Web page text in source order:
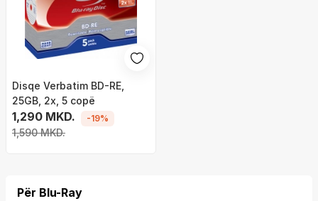
Disqe Verbatim BD-RE,
25GB, 2x, 5 copë
1,290 MKD.
1,590 MKD.
-19%
Për Blu-Ray